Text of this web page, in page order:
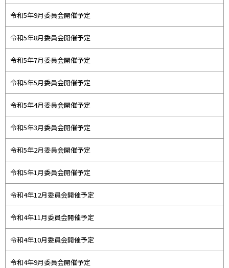
令和5年9月委員会開催予定
令和5年8月委員会開催予定
令和5年7月委員会開催予定
令和5年5月委員会開催予定
令和5年4月委員会開催予定
令和5年3月委員会開催予定
令和5年2月委員会開催予定
令和5年1月委員会開催予定
令和4年12月委員会開催予定
令和4年11月委員会開催予定
令和4年10月委員会開催予定
令和4年9月委員会開催予定